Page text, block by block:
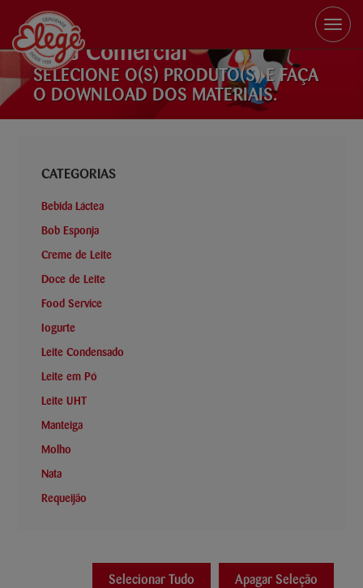
Toggle
Área Comercial
SELECIONE O(S) PRODUTO(S) E FAÇA
O DOWNLOAD DOS MATERIAIS.
CATEGORIAS
Bebida Láctea
Bob Esponja
Creme de Leite
Doce de Leite
Food Service
Iogurte
Leite Condensado
Leite em Pó
Leite UHT
Manteiga
Molho
Nata
Requeijão
Apagar Seleção
Selecionar Tudo